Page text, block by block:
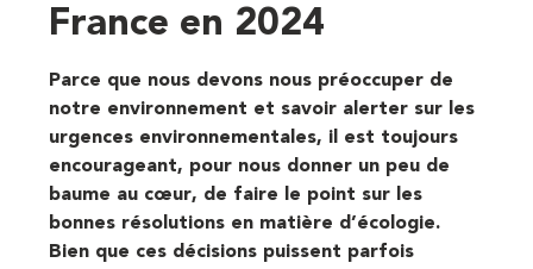
France en 2024
Parce que nous devons nous préoccuper de
notre environnement et savoir alerter sur les
urgences environnementales, il est toujours
encourageant, pour nous donner un peu de
baume au cœur, de faire le point sur les
bonnes résolutions en matière d’écologie.
Bien que ces décisions puissent parfois